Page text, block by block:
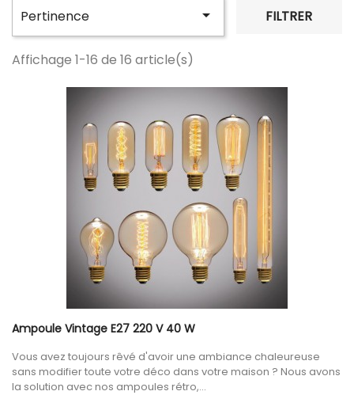
Pertinence  FILTRER
Affichage 1-16 de 16 article(s)
Ampoule Vintage E27 220 V 40 W
Vous avez toujours rêvé d'avoir une ambiance chaleureuse
sans modifier toute votre déco dans votre maison ? Nous avons
la solution avec nos ampoules rétro,...